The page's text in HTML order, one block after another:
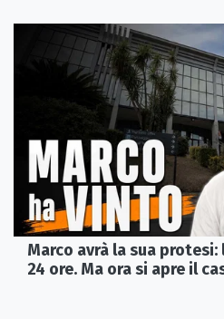
Marco avrà la sua protesi:
24 ore. Ma ora si apre il